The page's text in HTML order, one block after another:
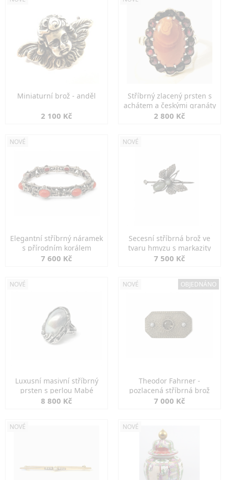
Miniaturní brož - anděl
2 100 Kč
Stříbrný zlacený prsten s
achátem a českými granáty
2 800 Kč
NOVÉ
Elegantní stříbrný náramek
s přírodním korálem
7 600 Kč
NOVÉ
Secesní stříbrná brož ve
tvaru hmyzu s markazity
7 500 Kč
NOVÉ
Luxusní masivní stříbrný
prsten s perlou Mabé
8 800 Kč
NOVÉ OBJEDNÁNO
Theodor Fahrner -
pozlacená stříbrná brož
7 000 Kč
NOVÉ NOVÉ